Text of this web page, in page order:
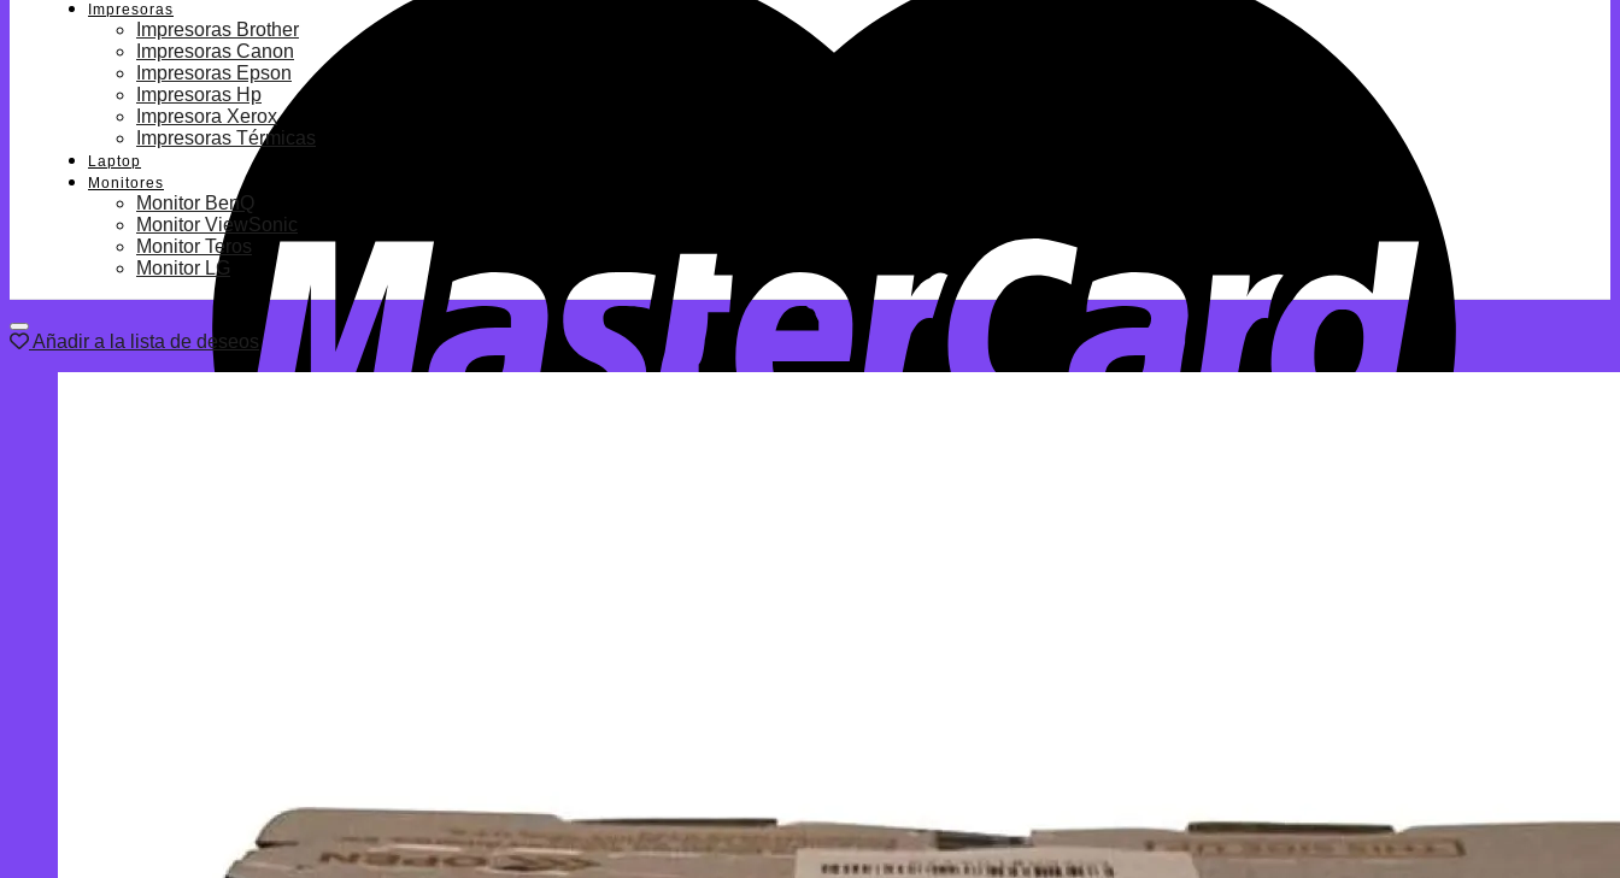
Impresoras
Impresoras Brother
Impresoras Canon
Impresoras Epson
Impresoras Hp
Impresora Xerox
Impresoras Térmicas
Laptop
Monitores
Monitor BenQ
Monitor ViewSonic
Monitor Teros
Monitor LG
Añadir a la lista de deseos